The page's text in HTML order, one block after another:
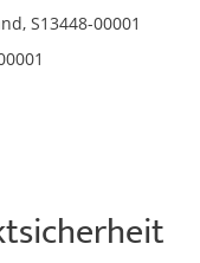
S13448-00001